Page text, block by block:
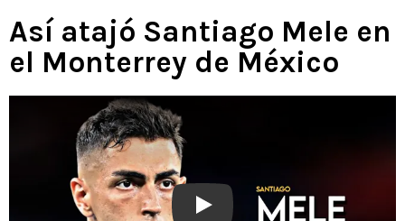
Así atajó Santiago Mele en
el Monterrey de México